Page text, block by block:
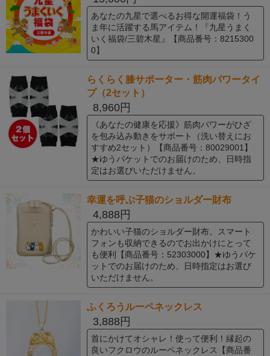
あなたの九星で選べるお得な開運福袋！う
ま年に活躍する馬アイテム！『九星うまく
いく福袋/三碧木星』【商品番号：8215300
0】
らくらく膝サポーター・筋肉パワータイ
プ（2セット）
8,960円
《あなたの健康を応援》筋肉パワーがひざ
を包み込み動きをサポート（洗い替えにお
すすめ2セット）【商品番号：80029001】
★ゆうパケットでのお届けのため、日時指
定はお選びいただけません。
幸運を呼ぶ子猫のショルダー財布
4,888円
かわいい子猫のショルダー財布。スマート
フォンも収納できるのでお出かけにとって
も便利【商品番号：52303000】★ゆうパケ
ットでのお届けのため、日時指定はお選び
いただけません。
ふくろうルーペネックレス
3,888円
首にかけてオシャレ！使って便利！縁起の
良いフクロウのルーペネックレス【商品番